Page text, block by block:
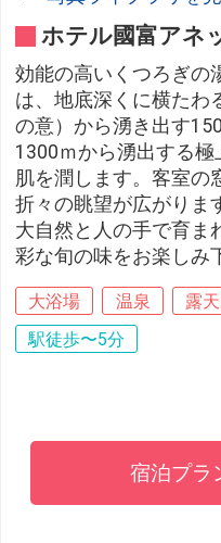
ホテル國富アネ
効能の高いくつろぎの
は、地底深くに横たわ
の意）から湧き出す
1300ｍから湧出する
肌を潤します。客室の
折々の眺望が広がりま
大自然と人の手で育ま
彩な旬の味をお楽しみ
大浴場 温泉 露
駅徒歩〜5分
宿泊プラ